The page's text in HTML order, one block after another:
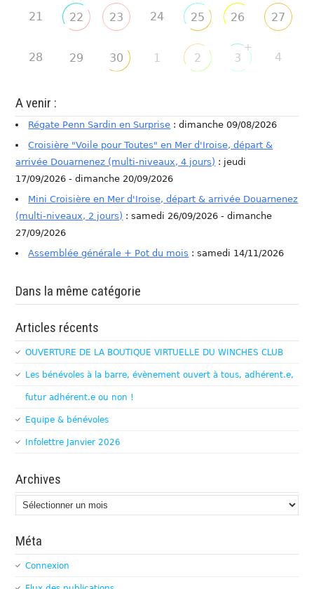
21 22 23 24 25 26 27
28 29 30 1 2 3
+
4
A venir :
Régate Penn Sardin en Surprise : dimanche 09/08/2026
Croisière "Voile pour Toutes" en Mer d'Iroise, départ &
arrivée Douarnenez (multi-niveaux, 4 jours) : jeudi
17/09/2026 - dimanche 20/09/2026
Mini Croisière en Mer d'Iroise, départ & arrivée Douarnenez
(multi-niveaux, 2 jours) : samedi 26/09/2026 - dimanche
27/09/2026
Assemblée générale + Pot du mois : samedi 14/11/2026
Dans la même catégorie
Articles récents
OUVERTURE DE LA BOUTIQUE VIRTUELLE DU WINCHES CLUB
Les bénévoles à la barre, évènement ouvert à tous, adhérent.e,
futur adhérent.e ou non !
Equipe & bénévoles
Infolettre Janvier 2026
Archives
Archives
Méta
Connexion